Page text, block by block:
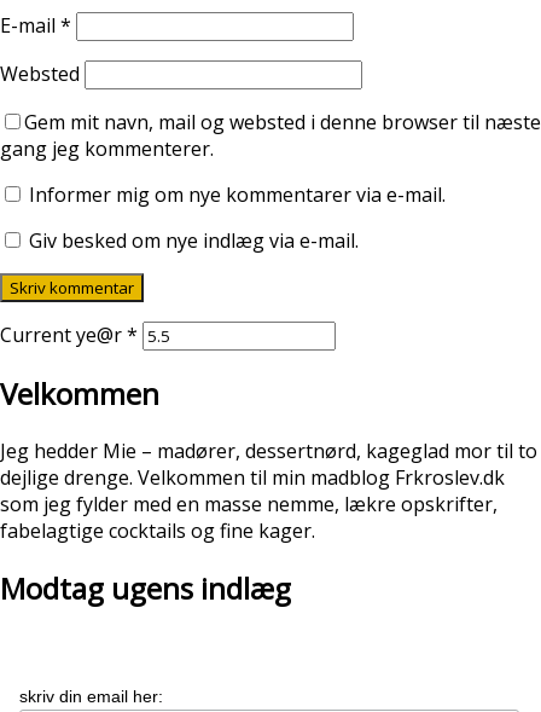
E-mail *
Websted
Gem mit navn, mail og websted i denne browser til næste
gang jeg kommenterer.
Informer mig om nye kommentarer via e-mail.
Giv besked om nye indlæg via e-mail.
Current ye@r*
Velkommen
Jeg hedder Mie – madører, dessertnørd, kageglad mor til to
dejlige drenge. Velkommen til min madblog Frkroslev.dk
som jeg fylder med en masse nemme, lækre opskrifter,
fabelagtige cocktails og fine kager.
Modtag ugens indlæg
skriv din email her: